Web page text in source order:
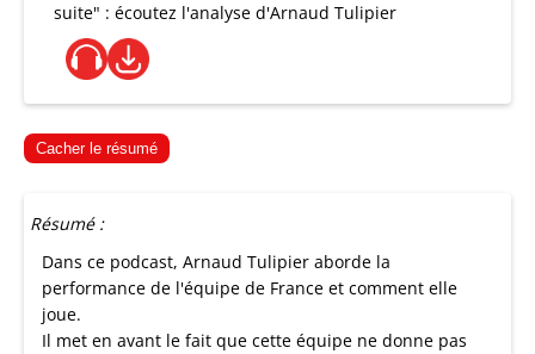
suite" : écoutez l'analyse d'Arnaud Tulipier
Cacher le résumé
Résumé :
Dans ce podcast, Arnaud Tulipier aborde la
performance de l'équipe de France et comment elle
joue.
Il met en avant le fait que cette équipe ne donne pas